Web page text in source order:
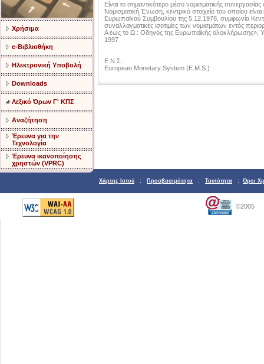
Χρήσιμα
e-Βιβλιοθήκη
Ηλεκτρονική Υποβολή
Downloads
Λεξικό Όρων Γ' ΚΠΣ
Αναζήτηση
Έρευνα για την
Τεχνολογία
Έρευνα ικανοποίησης
χρηστών (VPRC)
Είναι το σημαντικότερο μέσο νομισματικής
Νομισματική Ένωση, κεντρικό στοιχείο του οποίου
Ευρωπαϊκού Συμβουλίου της 5.12.1978, συμφωνία
συναλλαγματικές ισοτιμίες των νομισμάτων εντός
Α έως το Ω : Οδηγός της Ευρωπαϊκής
1997
E.N.Σ.
European Monetary System (E.M.S.)
Χάρτης Ιστού : Προσβασιμότητα : Ταυτότητα : Όροι
©2005